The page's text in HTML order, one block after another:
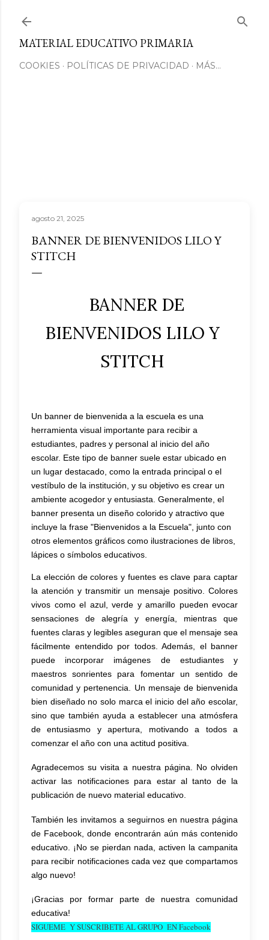
MATERIAL EDUCATIVO PRIMARIA
COOKIES POLÍTICAS DE PRIVACIDAD MÁS…
agosto 21, 2025
BANNER DE BIENVENIDOS LILO Y
STITCH
BANNER DE
BIENVENIDOS LILO Y
STITCH
Un banner de bienvenida a la escuela es una
herramienta visual importante para recibir a
estudiantes, padres y personal al inicio del año
escolar. Este tipo de banner suele estar ubicado en
un lugar destacado, como la entrada principal o el
vestíbulo de la institución, y su objetivo es crear un
ambiente acogedor y entusiasta. Generalmente, el
banner presenta un diseño colorido y atractivo que
incluye la frase "Bienvenidos a la Escuela", junto con
otros elementos gráficos como ilustraciones de libros,
lápices o símbolos educativos.
La elección de colores y fuentes es clave para captar
la atención y transmitir un mensaje positivo. Colores
vivos como el azul, verde y amarillo pueden evocar
sensaciones de alegría y energía, mientras que
fuentes claras y legibles aseguran que el mensaje sea
fácilmente entendido por todos. Además, el banner
puede incorporar imágenes de estudiantes y
maestros sonrientes para fomentar un sentido de
comunidad y pertenencia. Un mensaje de bienvenida
bien diseñado no solo marca el inicio del año escolar,
sino que también ayuda a establecer una atmósfera
de entusiasmo y apertura, motivando a todos a
comenzar el año con una actitud positiva.
Agradecemos su visita a nuestra página. No olviden
activar las notificaciones para estar al tanto de la
publicación de nuevo material educativo.
También les invitamos a seguirnos en nuestra página
de Facebook, donde encontrarán aún más contenido
educativo. ¡No se pierdan nada, activen la campanita
para recibir notificaciones cada vez que compartamos
algo nuevo!
¡Gracias por formar parte de nuestra comunidad
educativa!
SIGUEME Y SUSCRIBETE AL GRUPO EN Facebook